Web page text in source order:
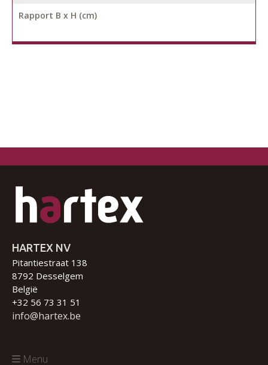
Rapport B x H (cm)
HARTEX NV
Pitantiestraat 138
8792 Desselgem
België
+32 56 73 31 51
info@hartex.be
Menu